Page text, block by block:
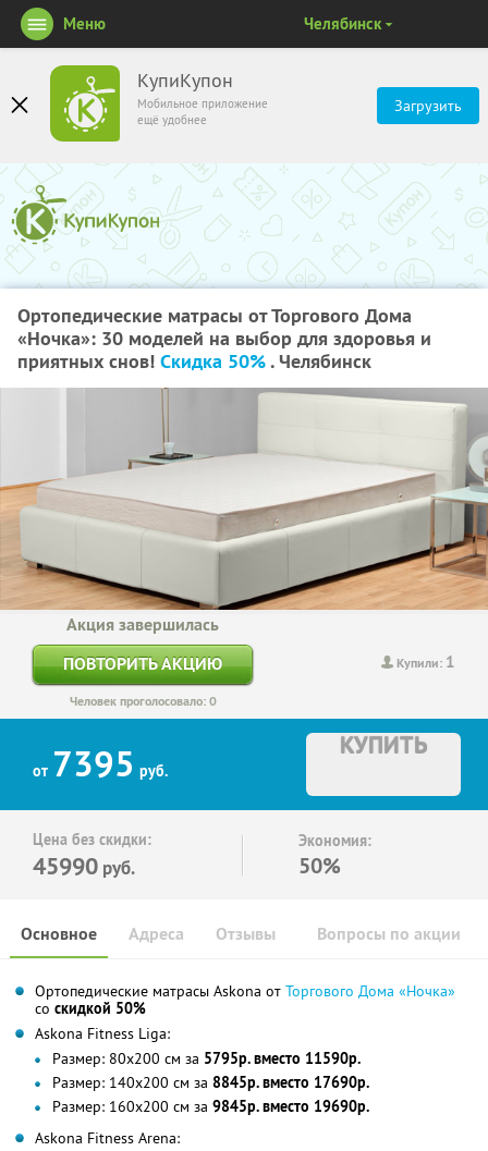
КупиКупон
Мобильное приложение
ещё удобнее
Загрузить
Меню Челябинск
Ортопедические матрасы от Торгового Дома
«Ночка»: 30 моделей на выбор для здоровья и
приятных снов! Скидка 50%. Челябинск
Купили: 1
Акция завершилась
ПОВТОРИТЬ АКЦИЮ
Человек проголосовало: 0
от 7395 руб.
КУПИТЬ
Цена без скидки:
45990 руб.
Экономия:
50%
Основное Отзывы Вопросы по акции
Адреса
Ортопедические матрасы Askona от Торгового Дома «Ночка»
со скидкой 50%
Askona Fitness Liga:
Размер: 80х200 см за 5795р. вместо 11590р.
Размер: 140х200 см за 8845р. вместо 17690р.
Размер: 160х200 см за 9845р. вместо 19690р.
Askona Fitness Arena: